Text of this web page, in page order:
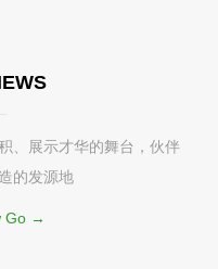
、展示才华的舞台，伙伴
的发源地
Go →